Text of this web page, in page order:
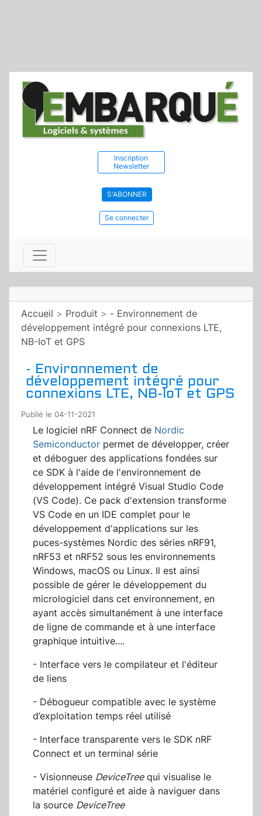
Inscription
Newsletter
S'ABONNER
Se connecter
Accueil > Produit > - Environnement de
développement intégré pour connexions LTE,
NB-IoT et GPS
- Environnement de
développement intégré pour
connexions LTE, NB-IoT et GPS
Publié le 04-11-2021
Le logiciel nRF Connect de Nordic
Semiconductor permet de développer, créer
et déboguer des applications fondées sur
ce SDK à l'aide de l'environnement de
développement intégré Visual Studio Code
(VS Code). Ce pack d'extension transforme
VS Code en un IDE complet pour le
développement d'applications sur les
puces-systèmes Nordic des séries nRF91,
nRF53 et nRF52 sous les environnements
Windows, macOS ou Linux. Il est ainsi
possible de gérer le développement du
micrologiciel dans cet environnement, en
ayant accès simultanément à une interface
de ligne de commande et à une interface
graphique intuitive....
- Interface vers le compilateur et l'éditeur
de liens
- Débogueur compatible avec le système
d’exploitation temps réel utilisé
- Interface transparente vers le SDK nRF
Connect et un terminal série
- Visionneuse DeviceTreequi visualise le
matériel configuré et aide à naviguer dans
la source DeviceTree